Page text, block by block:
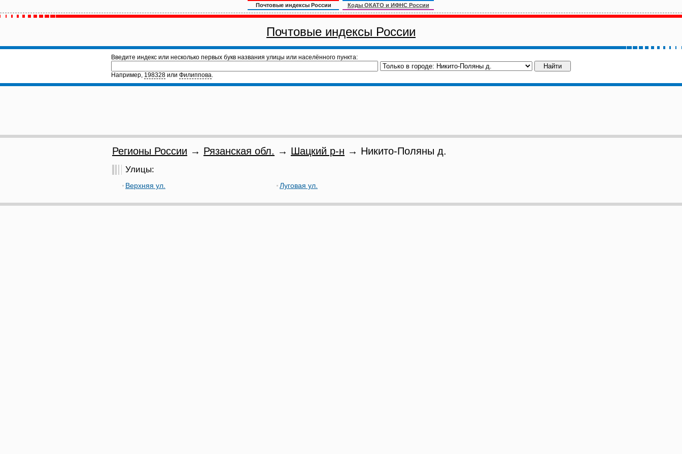
Почтовые индексы России Коды ОКАТО и ИФНС России
Почтовые индексы России
Введите индекс или несколько первых букв названия улицы или населённого пункта:
Например, 198328 или Филиппова.
Регионы России → Рязанская обл. → Шацкий р-н → Никито-Поляны д.
Улицы:
Верхняя ул. Луговая ул.